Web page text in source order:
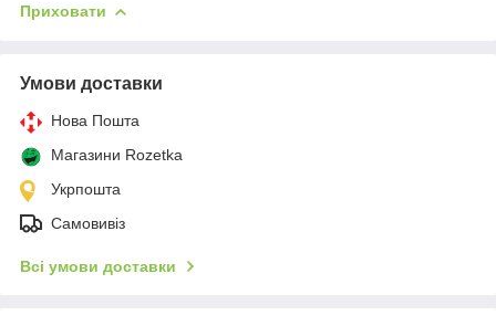
Приховати
Умови доставки
Нова Пошта
Магазини Rozetka
Укрпошта
Самовивіз
Всі умови доставки